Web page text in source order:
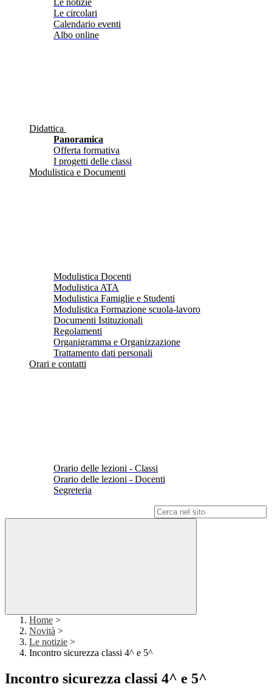
Le notizie
Le circolari
Calendario eventi
Albo online
Didattica
Panoramica
Offerta formativa
I progetti delle classi
Modulistica e Documenti
Modulistica Docenti
Modulistica ATA
Modulistica Famiglie e Studenti
Modulistica Formazione scuola-lavoro
Documenti Istituzionali
Regolamenti
Organigramma e Organizzazione
Trattamento dati personali
Orari e contatti
Orario delle lezioni - Classi
Orario delle lezioni - Docenti
Segreteria
Home >
Novità >
Le notizie >
Incontro sicurezza classi 4^ e 5^
Incontro sicurezza classi 4^ e 5^